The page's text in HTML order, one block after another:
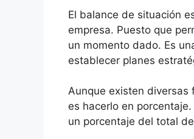
El balance de situación
empresa. Puesto que
un momento dado. Es
establecer planes
Aunque existen diversas
es hacerlo en
un porcentaje del total